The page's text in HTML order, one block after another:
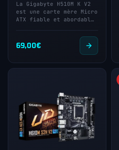
La Gigabyte H510M K V2
est une carte mère Micro
ATX fiable et abordabl…
69,00€